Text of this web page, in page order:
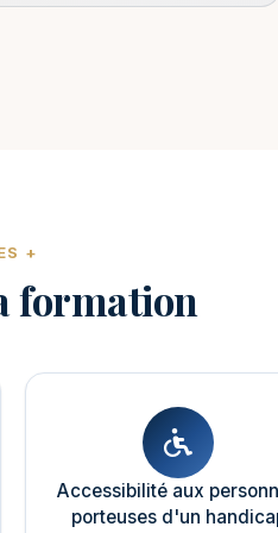
+
formation
Accessibilité aux
porteuses d'un